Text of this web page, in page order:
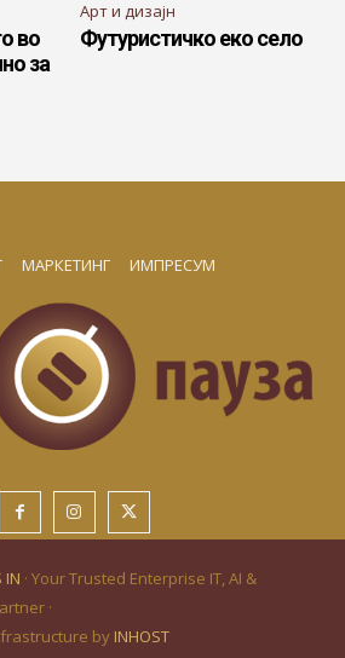
во
за
Арт и дизајн
Футуристичко еко село
МАРКЕТИНГ ИМПРЕСУМ
IN · Your Trusted Enterprise IT, AI &
·
by INHOST